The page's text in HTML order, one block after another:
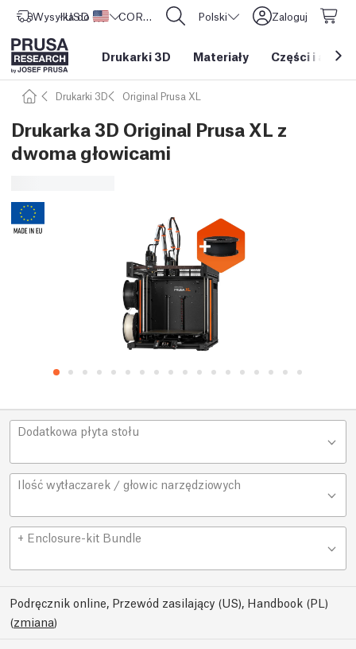
Wysyłka do Stany Zjednoczone
USD ($) CORE One L: Już w sprzedaży! Polski Zaloguj
Drukarki 3D Materiały Części i
Drukarki 3D Original Prusa XL
Drukarka 3D Original Prusa XL z
dwoma głowicami
Dodatkowa płyta stołu
Ilość wytłaczarek / głowic narzędziowych
+ Enclosure-kit Bundle
Podręcznik online, Przewód zasilający (US), Handbook (PL)
(zmiana)